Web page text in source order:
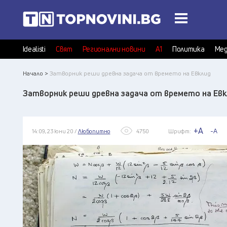
Idealisti Свят Регионални новини А1 Политика
Начало > Затворник реши древна задача от времето на Евклид
Затворник реши древна задача от времето на
14:09, 23 юни 20 / Любопитно 4750 Шрифт: +A -A